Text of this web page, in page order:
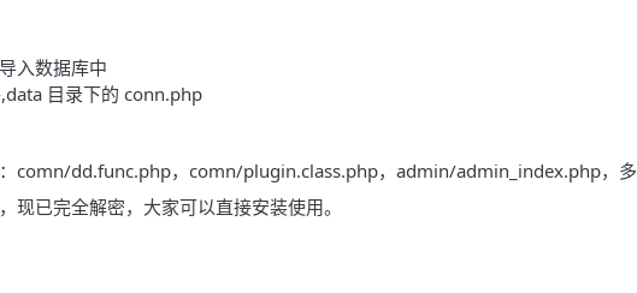
入数据库中
目录下的 conn.php
comn/dd.func.php，comn/plugin.class.php，admin/admin_index.php，多
现已完全解密，大家可以直接安装使用。